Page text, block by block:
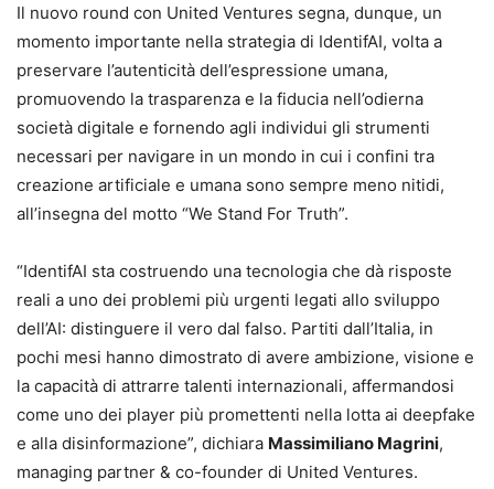
Il nuovo round con United Ventures segna, dunque, un
momento importante nella strategia di IdentifAI, volta a
preservare l’autenticità dell’espressione umana,
promuovendo la trasparenza e la fiducia nell’odierna
società digitale e fornendo agli individui gli strumenti
necessari per navigare in un mondo in cui i confini tra
creazione artificiale e umana sono sempre meno nitidi,
all’insegna del motto “We Stand For Truth”.
“IdentifAI sta costruendo una tecnologia che dà risposte
reali a uno dei problemi più urgenti legati allo sviluppo
dell’AI: distinguere il vero dal falso. Partiti dall’Italia, in
pochi mesi hanno dimostrato di avere ambizione, visione e
la capacità di attrarre talenti internazionali, affermandosi
come uno dei player più promettenti nella lotta ai deepfake
e alla disinformazione”, dichiara Massimiliano Magrini,
managing partner & co-founder di United Ventures.